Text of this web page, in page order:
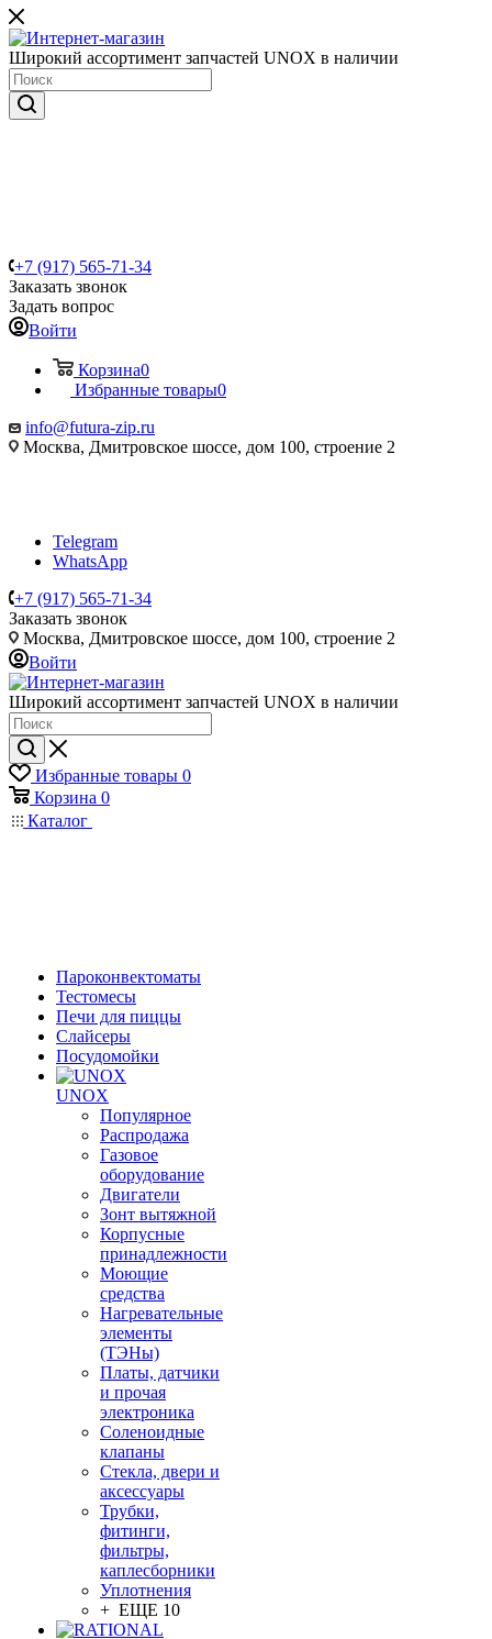
Широкий ассортимент запчастей UNOX в наличии
+7 (917) 565-71-34
Заказать звонок
Задать вопрос
Войти
Корзина0
Избранные товары0
info@futura-zip.ru
Москва, Дмитровское шоссе, дом 100, строение 2
Telegram
WhatsApp
+7 (917) 565-71-34
Заказать звонок
Москва, Дмитровское шоссе, дом 100, строение 2
Войти
Широкий ассортимент запчастей UNOX в наличии
Избранные товары 0
Корзина 0
Каталог
Пароконвектоматы
Тестомесы
Печи для пиццы
Слайсеры
Посудомойки
UNOX
Популярное
Распродажа
Газовое
оборудование
Двигатели
Зонт вытяжной
Корпусные
принадлежности
Моющие
средства
Нагревательные
элементы
(ТЭНы)
Платы, датчики
и прочая
электроника
Соленоидные
клапаны
Стекла, двери и
аксессуары
Трубки,
фитинги,
фильтры,
каплесборники
Уплотнения
+ ЕЩЕ 10